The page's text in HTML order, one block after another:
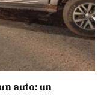
auto: un